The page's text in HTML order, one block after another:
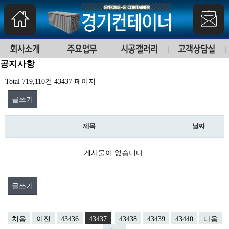
공지사항
Total 719,110건 43437 페이지
글쓰기
제목 날짜
게시물이 없습니다.
글쓰기
처음 이전 43436 43437 43438 43439 43440
다음